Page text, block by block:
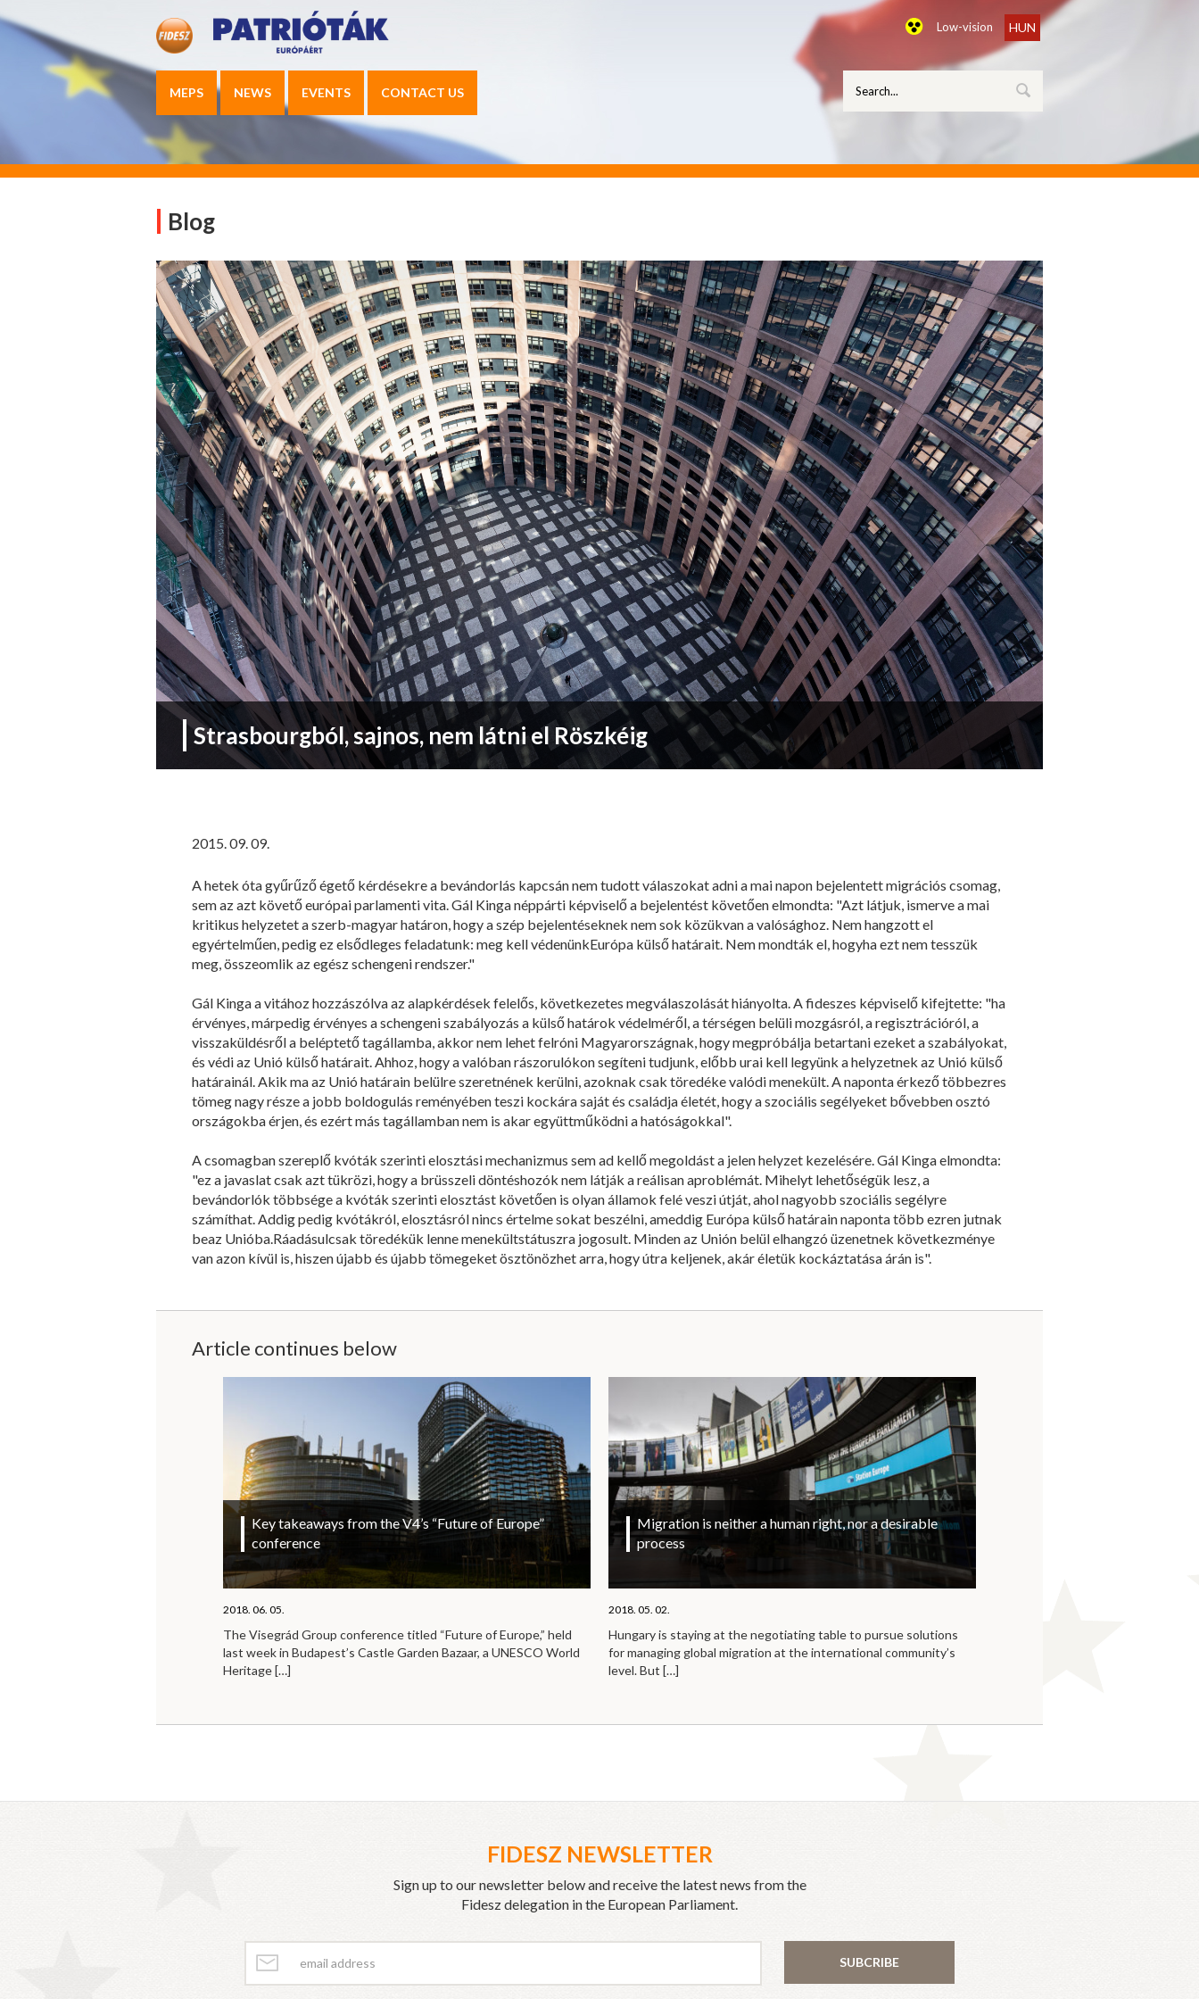
Low-vision HUN
MEPS NEWS EVENTS CONTACT US
Blog
Strasbourgból, sajnos, nem látni el Röszkéig
2015. 09. 09.
A hetek óta gyűrűző égető kérdésekre a bevándorlás kapcsán nem tudott válaszokat adni a mai napon bejelentett migrációs csomag,
sem az azt követő európai parlamenti vita. Gál Kinga néppárti képviselő a bejelentést követően elmondta: "Azt látjuk, ismerve a mai
kritikus helyzetet a szerb-magyar határon, hogy a szép bejelentéseknek nem sok közükvan a valósághoz. Nem hangzott el
egyértelműen, pedig ez elsődleges feladatunk: meg kell védenünkEurópa külső határait. Nem mondták el, hogyha ezt nem tesszük
meg, összeomlik az egész schengeni rendszer."
Gál Kinga a vitához hozzászólva az alapkérdések felelős, következetes megválaszolását hiányolta. A fideszes képviselő kifejtette: "ha
érvényes, márpedig érvényes a schengeni szabályozás a külső határok védelméről, a térségen belüli mozgásról, a regisztrációról, a
visszaküldésről a beléptető tagállamba, akkor nem lehet felróni Magyarországnak, hogy megpróbálja betartani ezeket a szabályokat,
és védi az Unió külső határait. Ahhoz, hogy a valóban rászorulókon segíteni tudjunk, előbb urai kell legyünk a helyzetnek az Unió külső
határainál. Akik ma az Unió határain belülre szeretnének kerülni, azoknak csak töredéke valódi menekült. A naponta érkező többezres
tömeg nagy része a jobb boldogulás reményében teszi kockára saját és családja életét, hogy a szociális segélyeket bővebben osztó
országokba érjen, és ezért más tagállamban nem is akar együttműködni a hatóságokkal".
A csomagban szereplő kvóták szerinti elosztási mechanizmus sem ad kellő megoldást a jelen helyzet kezelésére. Gál Kinga elmondta:
"ez a javaslat csak azt tükrözi, hogy a brüsszeli döntéshozók nem látják a reálisan aproblémát. Mihelyt lehetőségük lesz, a
bevándorlók többsége a kvóták szerinti elosztást követően is olyan államok felé veszi útját, ahol nagyobb szociális segélyre
számíthat. Addig pedig kvótákról, elosztásról nincs értelme sokat beszélni, ameddig Európa külső határain naponta több ezren jutnak
beaz Unióba.Ráadásulcsak töredékük lenne menekültstátuszra jogosult. Minden az Unión belül elhangzó üzenetnek következménye
van azon kívül is, hiszen újabb és újabb tömegeket ösztönözhet arra, hogy útra keljenek, akár életük kockáztatása árán is".
Article continues below
Key takeaways from the V4’s “Future of Europe”
conference
2018. 06. 05.
The Visegrád Group conference titled “Future of Europe,” held
last week in Budapest’s Castle Garden Bazaar, a UNESCO World
Heritage[…]
Migration is neither a human right, nor a desirable
process
2018. 05. 02.
Hungary is staying at the negotiating table to pursue solutions
for managing global migration at the international community’s
level. But […]
FIDESZ NEWSLETTER
Sign up to our newsletter below and receive the latest news from the
Fidesz delegation in the European Parliament.
SUBCRIBE